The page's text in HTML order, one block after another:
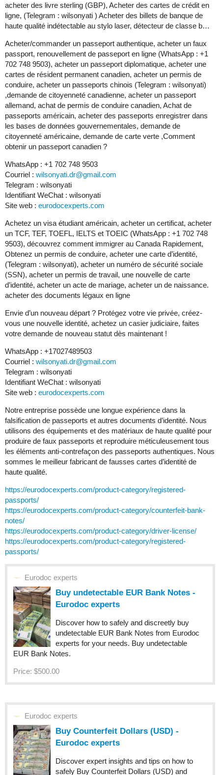
acheter des livre sterling (GBP), Acheter des cartes de crédit en
ligne, (Telegram : wilsonyati ) Acheter des billets de banque de
haute qualité indétectable au stylo laser, détecteur de classe b…
Acheter/commander un passeport authentique, acheter un faux
passport, renouvellement de passeport en ligne (WhatsApp : +1
702 748 9503), acheter un passeport diplomatique, acheter une
cartes de résident permanent canadien, acheter un permis de
conduire, acheter un passeports chinois (Telegram : wilsonyati)
,demande de citoyenneté canadienne, acheter un passeport
allemand, achat de permis de conduire canadien, Achat de
passeports américain, acheter des passeports enregistrer dans
les bases de données gouvernementales, demande de
citoyenneté américaine, demande de carte verte ,Comment
obtenir un passeport canadien ?
WhatsApp : +1 702 748 9503
Courriel : wilsonyati.dr@gmail.com
Telegram : wilsonyati
Identifiant WeChat : wilsonyati
Site web : eurodocexperts.com
Achetez un visa étudiant américain, acheter un certificat, acheter
un TCF, TEF, TOEFL, IELTS et TOEIC (WhatsApp : +1 702 748
9503), découvrez comment immigrer au Canada Rapidement,
Obtenez un permis de conduire, acheter une carte d’identité,
(Telegram : wilsonyati), acheter un numéro de sécurité sociale
(SSN), acheter un permis de travail, une nouvelle de carte
d’identité, acheter un acte de mariage, acheter un de naissance.
acheter des documents légaux en ligne
Envie d’un nouveau départ ? Protégez votre vie privée, créez-
vous une nouvelle identité, achetez un casier judiciaire, faites
votre demande de nouveau statut dès maintenant !
WhatsApp : +17027489503
Courriel : wilsonyati.dr@gmail.com
Telegram : wilsonyati
Identifiant WeChat : wilsonyati
Site web : eurodocexperts.com
Notre entreprise possède une longue expérience dans la
falsification de passeports et autres documents d’identité. Nous
utilisons des équipements et des matériaux de haute qualité pour
produire de faux passeports et reproduire méticuleusement tous
les éléments anti-contrefaçon des passeports authentiques. Nous
sommes le meilleur fabricant de fausses cartes d’identité de
haute qualité.
https://eurodocexperts.com/product-category/registered-
passports/
https://eurodocexperts.com/product-category/counterfeit-bank-
notes/
https://eurodocexperts.com/product-category/driver-license/
https://eurodocexperts.com/product-category/registered-
passports/
Eurodoc experts
Buy undetectable EUR Bank Notes -
Eurodoc experts
Discover how to safely and discreetly buy
undetectable EUR Bank Notes from Eurodoc
experts for your needs. Buy undetectable
EUR Bank Notes.
Price: $500.00
Eurodoc experts
Buy Counterfeit Dollars (USD) -
Eurodoc experts
Discover expert insights and tips on how to
safely Buy Counterfeit Dollars (USD) and